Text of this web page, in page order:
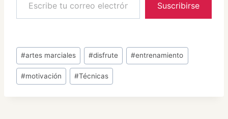
Suscribirse
Etiquetas
de
la
#artes marciales #disfrute #entrenamiento
#motivación #Técnicas